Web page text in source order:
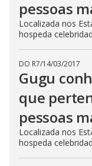
pessoas
Localizada nos
hospeda
DO R7/14/03/2017
Gugu
que
pessoas
Localizada nos
hospeda